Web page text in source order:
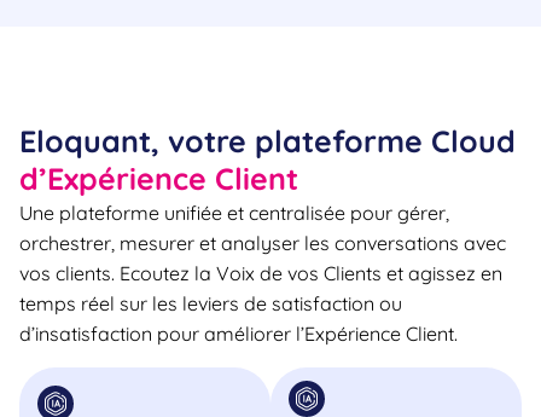
Eloquant, votre plateforme Cloud
d’Expérience Client
Une plateforme unifiée et centralisée pour gérer,
orchestrer, mesurer et analyser les conversations avec
vos clients. Ecoutez la Voix de vos Clients et agissez en
temps réel sur les leviers de satisfaction ou
d’insatisfaction pour améliorer l’Expérience Client.